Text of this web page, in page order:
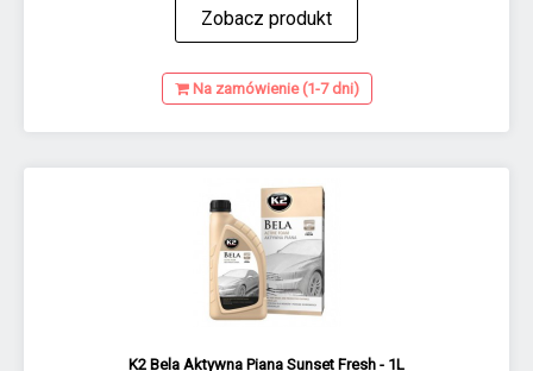
Zobacz produkt
Na zamówienie (1-7 dni)
K2 Bela Aktywna Piana Sunset Fresh - 1L